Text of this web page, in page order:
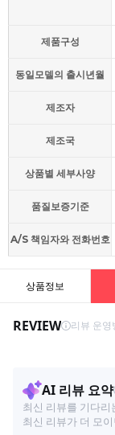
제품구성
동일모델의 출시년월
제조자
제조국
상품별 세부사양
품질보증기준
A/S 책임자와 전화번호
상품정보